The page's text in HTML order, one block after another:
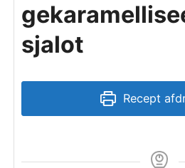
sjalot
Recept